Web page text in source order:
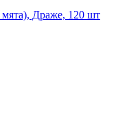
мята), Драже, 120 шт